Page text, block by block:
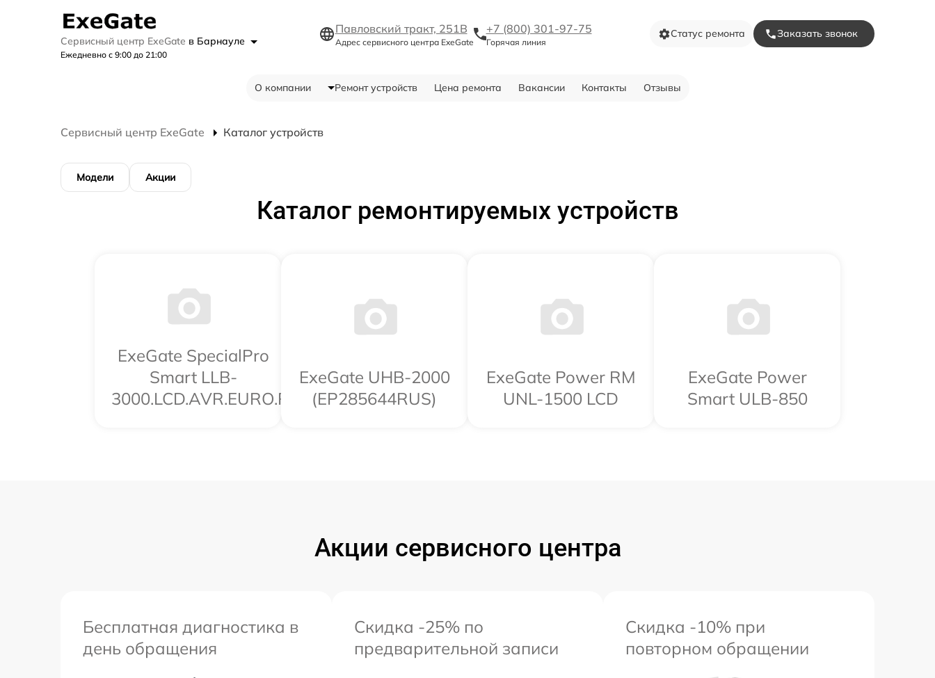
Сервисный центр ExeGate в Барнауле
Ежедневно с 9:00 до 21:00
Павловский тракт, 251В
Адрес сервисного центра ExeGate
+7 (800) 301-97-75
Горячая линия
Статус ремонта Заказать звонок
О компании Ремонт устройств Цена ремонта Вакансии Контакты Отзывы
Сервисный центр ExeGate Каталог устройств
Модели Акции
Каталог ремонтируемых устройств
ExeGate SpecialPro
Smart LLB-
3000.LCD.AVR.EURO.RJ.USB
ExeGate UHB-2000
(EP285644RUS)
ExeGate Power RM
UNL-1500 LCD
ExeGate Power
Smart ULB-850
Акции сервисного центра
Бесплатная диагностика в
день обращения
Скидка -25% по
предварительной записи
Скидка -10% при
повторном обращении